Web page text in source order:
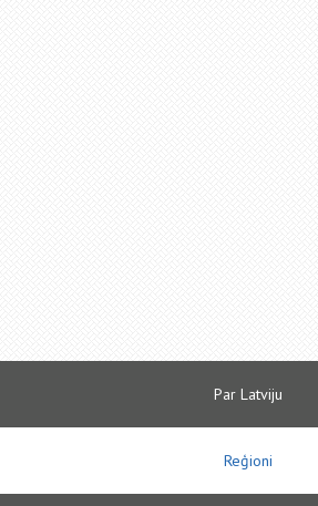
Par Latviju
Reģioni